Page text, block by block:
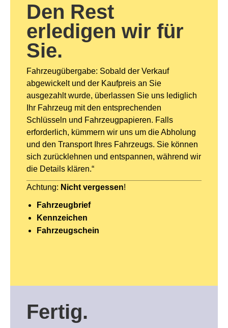
Den Rest
erledigen wir für
Sie.
Fahrzeugübergabe: Sobald der Verkauf
abgewickelt und der Kaufpreis an Sie
ausgezahlt wurde, überlassen Sie uns lediglich
Ihr Fahrzeug mit den entsprechenden
Schlüsseln und Fahrzeugpapieren. Falls
erforderlich, kümmern wir uns um die Abholung
und den Transport Ihres Fahrzeugs. Sie können
sich zurücklehnen und entspannen, während wir
die Details klären.“
Achtung: Nicht vergessen!
Fahrzeugbrief
Kennzeichen
Fahrzeugschein
Fertig.